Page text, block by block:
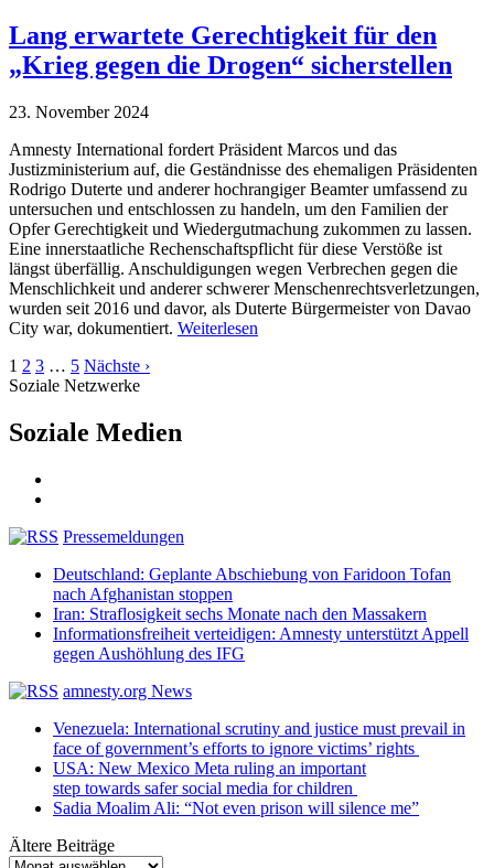
Lang erwartete Gerechtigkeit für den
„Krieg gegen die Drogen“ sicherstellen
23. November 2024
Amnesty International fordert Präsident Marcos und das
Justizministerium auf, die Geständnisse des ehemaligen Präsidenten
Rodrigo Duterte und anderer hochrangiger Beamter umfassend zu
untersuchen und entschlossen zu handeln, um den Familien der
Opfer Gerechtigkeit und Wiedergutmachung zukommen zu lassen.
Eine innerstaatliche Rechenschaftspflicht für diese Verstöße ist
längst überfällig. Anschuldigungen wegen Verbrechen gegen die
Menschlichkeit und anderer schwerer Menschenrechtsverletzungen,
wurden seit 2016 und davor, als Duterte Bürgermeister von Davao
City war, dokumentiert. Weiterlesen
1 2 3 … 5 Nächste ›
Soziale Netzwerke
Soziale Medien
Pressemeldungen
Deutschland: Geplante Abschiebung von Faridoon Tofan
nach Afghanistan stoppen
Iran: Straflosigkeit sechs Monate nach den Massakern
Informationsfreiheit verteidigen: Amnesty unterstützt Appell
gegen Aushöhlung des IFG
amnesty.org News
Venezuela: International scrutiny and justice must prevail in
face of government’s efforts to ignore victims’ rights
USA: New Mexico Meta ruling an important
step towards safer social media for children
Sadia Moalim Ali: “Not even prison will silence me”
Ältere Beiträge
Ältere